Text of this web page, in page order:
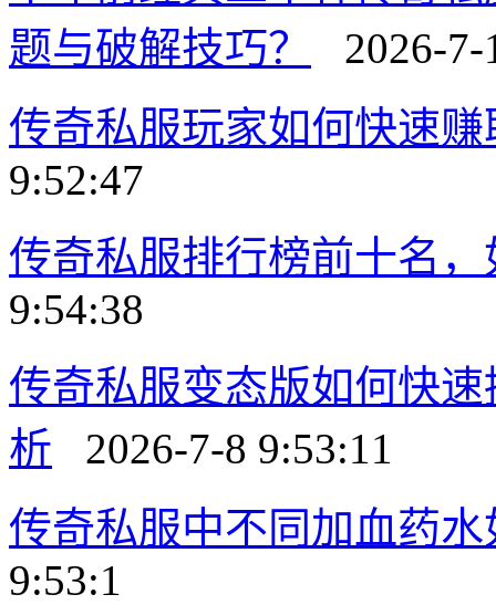
题与破解技巧？
2026-7-
传奇私服玩家如何快速
9:52:47
传奇私服排行榜前十名
9:54:38
传奇私服变态版如何快
析 2026-7-8 9:53:11
传奇私服中不同加血药
9:53:1